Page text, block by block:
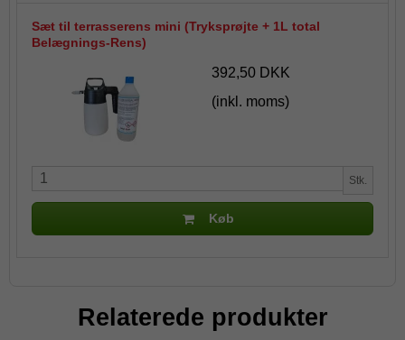
Sæt til terrasserens mini (Tryksprøjte + 1L total
Belægnings-Rens)
392,50 DKK
(inkl. moms)
Stk.
Køb
Relaterede produkter